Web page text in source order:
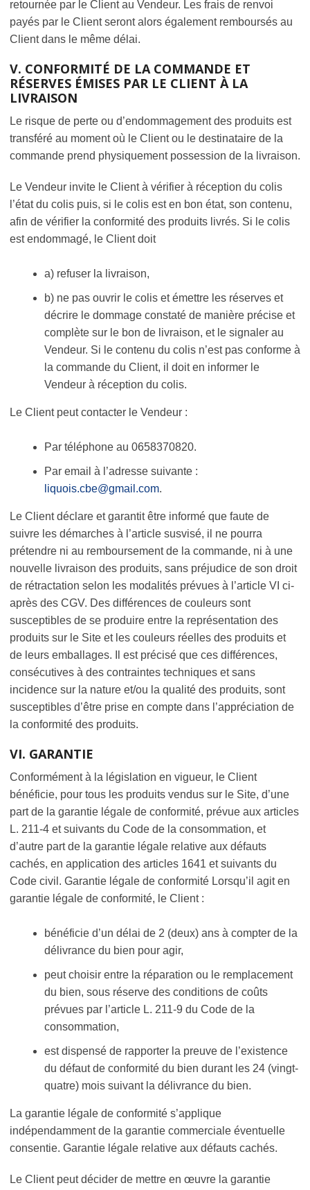
retournée par le Client au Vendeur. Les frais de renvoi
payés par le Client seront alors également remboursés au
Client dans le même délai.
V. CONFORMITÉ DE LA COMMANDE ET
RÉSERVES ÉMISES PAR LE CLIENT À LA
LIVRAISON
Le risque de perte ou d’endommagement des produits est
transféré au moment où le Client ou le destinataire de la
commande prend physiquement possession de la livraison.
Le Vendeur invite le Client à vérifier à réception du colis
l’état du colis puis, si le colis est en bon état, son contenu,
afin de vérifier la conformité des produits livrés. Si le colis
est endommagé, le Client doit
a) refuser la livraison,
b) ne pas ouvrir le colis et émettre les réserves et
décrire le dommage constaté de manière précise et
complète sur le bon de livraison, et le signaler au
Vendeur. Si le contenu du colis n’est pas conforme à
la commande du Client, il doit en informer le
Vendeur à réception du colis.
Le Client peut contacter le Vendeur :
Par téléphone au 0658370820.
Par email à l’adresse suivante :
liquois.cbe@gmail.com.
Le Client déclare et garantit être informé que faute de
suivre les démarches à l’article susvisé, il ne pourra
prétendre ni au remboursement de la commande, ni à une
nouvelle livraison des produits, sans préjudice de son droit
de rétractation selon les modalités prévues à l’article VI ci-
après des CGV. Des différences de couleurs sont
susceptibles de se produire entre la représentation des
produits sur le Site et les couleurs réelles des produits et
de leurs emballages. Il est précisé que ces différences,
consécutives à des contraintes techniques et sans
incidence sur la nature et/ou la qualité des produits, sont
susceptibles d’être prise en compte dans l’appréciation de
la conformité des produits.
VI. GARANTIE
Conformément à la législation en vigueur, le Client
bénéficie, pour tous les produits vendus sur le Site, d’une
part de la garantie légale de conformité, prévue aux articles
L. 211-4 et suivants du Code de la consommation, et
d’autre part de la garantie légale relative aux défauts
cachés, en application des articles 1641 et suivants du
Code civil. Garantie légale de conformité Lorsqu’il agit en
garantie légale de conformité, le Client :
bénéficie d’un délai de 2 (deux) ans à compter de la
délivrance du bien pour agir,
peut choisir entre la réparation ou le remplacement
du bien, sous réserve des conditions de coûts
prévues par l’article L. 211-9 du Code de la
consommation,
est dispensé de rapporter la preuve de l’existence
du défaut de conformité du bien durant les 24 (vingt-
quatre) mois suivant la délivrance du bien.
La garantie légale de conformité s’applique
indépendamment de la garantie commerciale éventuelle
consentie. Garantie légale relative aux défauts cachés.
Le Client peut décider de mettre en œuvre la garantie